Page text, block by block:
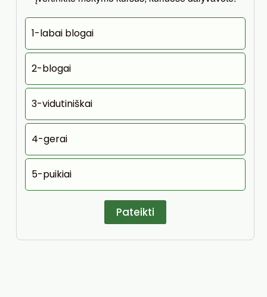
1-labai blogai
2-blogai
3-vidutiniškai
4-gerai
5-puikiai